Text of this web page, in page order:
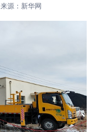
全球连线
图片
金融 汽车
信息化 数字经济
来源：新华网